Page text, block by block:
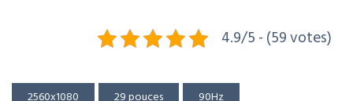
4.9/5 - (59 votes)
2560x1080 29 pouces
90Hz